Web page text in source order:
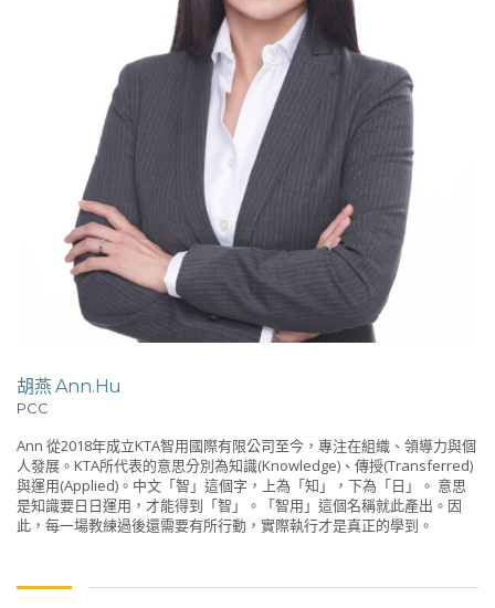
胡燕 Ann.Hu
PCC
Ann 從2018年成立KTA智用國際有限公司至今，專注在組織、領導力與個
人發展。KTA所代表的意思分別為知識(Knowledge)、傳授(Transferred)
與運用(Applied)。中文「智」這個字，上為「知」，下為「日」。 意思
是知識要日日運用，才能得到「智」。「智用」這個名稱就此產出。因
此，每一場教練過後還需要有所行動，實際執行才是真正的學到。